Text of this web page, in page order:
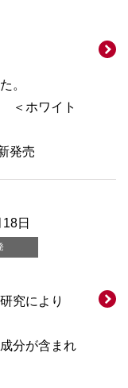
。
＜ホワイト
発売
日
究により
分が含まれ